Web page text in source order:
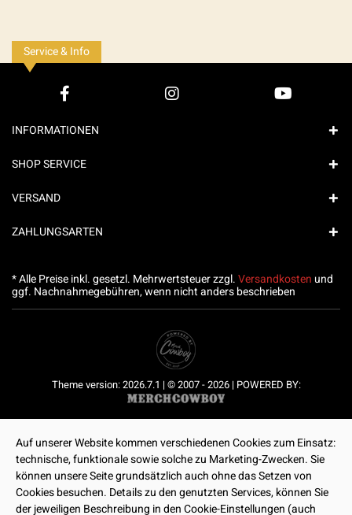
Service & Info
INFORMATIONEN
SHOP SERVICE
VERSAND
ZAHLUNGSARTEN
* Alle Preise inkl. gesetzl. Mehrwertsteuer zzgl.Versandkosten und
ggf. Nachnahmegebühren, wenn nicht anders beschrieben
Theme version: 2026.7.1 | © 2007 - 2026 | POWERED BY:
Auf unserer Website kommen verschiedenen Cookies zum Einsatz:
technische, funktionale sowie solche zu Marketing-Zwecken. Sie
können unsere Seite grundsätzlich auch ohne das Setzen von
Cookies besuchen. Details zu den genutzten Services, können Sie
der jeweiligen Beschreibung in den Cookie-Einstellungen (auch